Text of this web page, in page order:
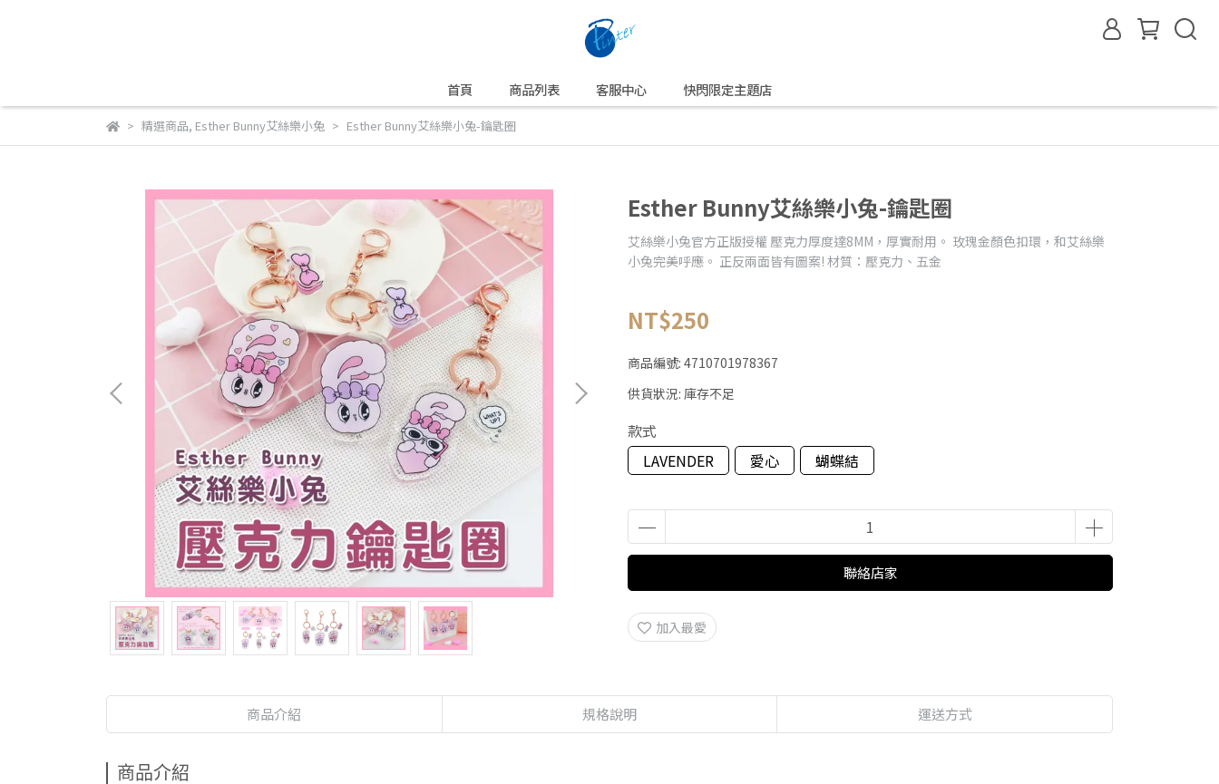
首頁 商品列表 客服中心 快閃限定主題店
精選商品, Esther Bunny艾絲樂小兔 Esther Bunny艾絲樂小兔-鑰匙圈
Esther Bunny艾絲樂小兔-鑰匙圈
艾絲樂小兔官方正版授權 壓克力厚度達8MM，厚實耐用。 玫瑰金顏色扣環，和艾絲樂
小兔完美呼應。 正反兩面皆有圖案! 材質：壓克力、五金
NT$250
商品編號: 4710701978367
供貨狀況: 庫存不足
款式
LAVENDER
愛心 蝴蝶結
聯絡店家
加入最愛
商品介紹 規格說明 運送方式
商品介紹